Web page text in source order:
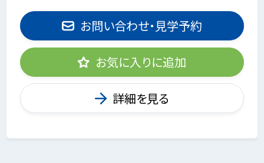
お問い合わせ・見学予約
お気に入りに追加
詳細を見る